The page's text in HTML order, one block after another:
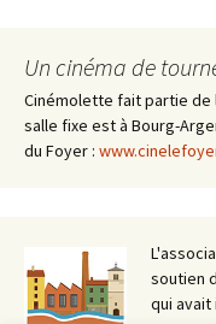
Un cinéma de
Cinémolette fait partie de
salle fixe est à Bourg-
du Foyer :
soutien
qui avait